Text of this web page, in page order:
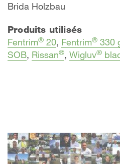
Brida Holzbau
Produits utilisés
Fentrim® 20, Fentrim® 330
SOB, Rissan®, Wigluv®